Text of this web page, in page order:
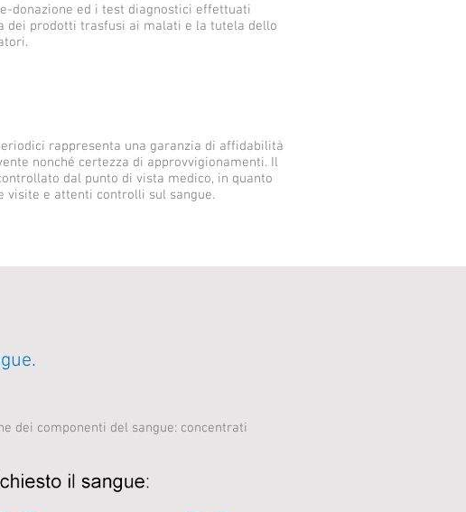
donazione ed i test diagnostici effettuati
dei prodotti trasfusi ai malati e la tutela dello
rappresenta una garanzia di affidabilità
nonché certezza di approvvigionamenti. Il
dal punto di vista medico, in quanto
visite e attenti controlli sul sangue.
dei componenti del sangue: concentrati